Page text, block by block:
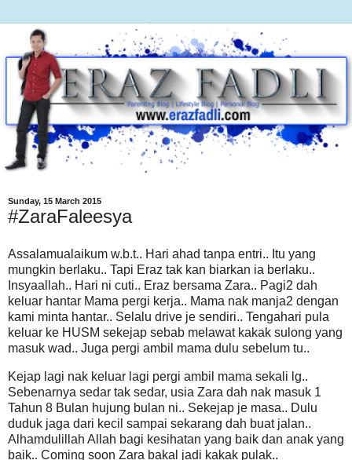
Sunday, 15 March 2015
#ZaraFaleesya
Assalamualaikum w.b.t.. Hari ahad tanpa entri.. Itu yang
mungkin berlaku.. Tapi Eraz tak kan biarkan ia berlaku..
Insyaallah.. Hari ni cuti.. Eraz bersama Zara.. Pagi2 dah
keluar hantar Mama pergi kerja.. Mama nak manja2 dengan
kami minta hantar.. Selalu drive je sendiri.. Tengahari pula
keluar ke HUSM sekejap sebab melawat kakak sulong yang
masuk wad.. Juga pergi ambil mama dulu sebelum tu..
Kejap lagi nak keluar lagi pergi ambil mama sekali lg..
Sebenarnya sedar tak sedar, usia Zara dah nak masuk 1
Tahun 8 Bulan hujung bulan ni.. Sekejap je masa.. Dulu
duduk jaga dari kecil sampai sekarang dah buat jalan..
Alhamdulillah Allah bagi kesihatan yang baik dan anak yang
baik.. Coming soon Zara bakal jadi kakak pulak..